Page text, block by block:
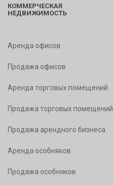
КОММЕРЧЕСКАЯ
НЕДВИЖИМОСТЬ
Аренда офисов
Продажа офисов
Аренда торговых помещений
Продажа торговых помещений
Продажа арендного бизнеса
Аренда особняков
Продажа особняков